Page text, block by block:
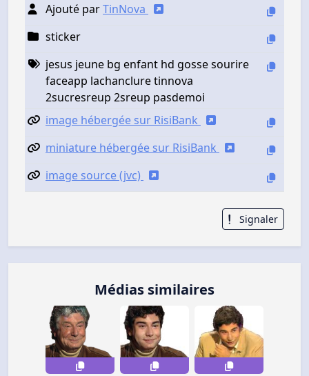
Ajouté parTinNova
sticker
jesus jeune bg enfant hd gosse sourire
faceapp lachanclure tinnova
2sucresreup 2sreup pasdemoi
image hébergée sur RisiBank
miniature hébergée sur RisiBank
image source (jvc)
Signaler
Médias similaires